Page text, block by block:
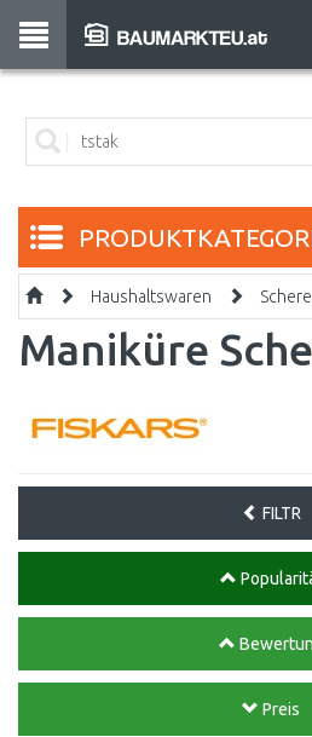
Haushaltswaren
Maniküre
FILTR
Preis